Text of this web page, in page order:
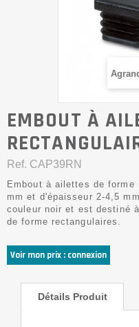
EMBOUT À
Ref. CAP39RN
Embout à ailettes de forme
mm et d'épaisseur 2-4,5
couleur noir et est destiné
de forme rectangulaires.
Voir mon prix : connexion
Détails Produit